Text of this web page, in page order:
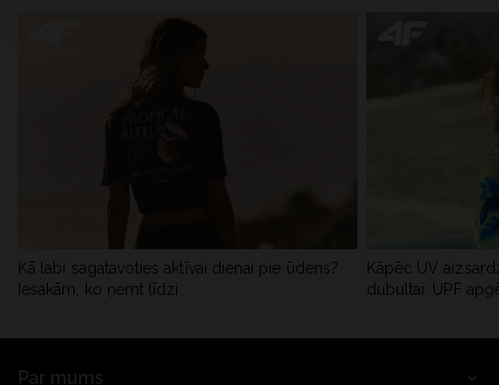
Kā labi sagatavoties aktīvai dienai pie ūdens?
Iesakām, ko ņemt līdzi
Kāpēc UV
dubultai: UPF
Par mums